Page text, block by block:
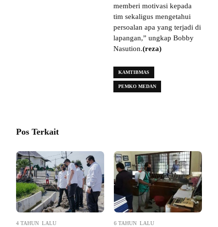
memberi motivasi kepada
tim sekaligus mengetahui
persoalan apa yang terjadi di
lapangan,” ungkap Bobby
Nasution.(reza)
KAMTIBMAS
PEMKO MEDAN
Pos Terkait
4 TAHUN LALU 6 TAHUN LALU